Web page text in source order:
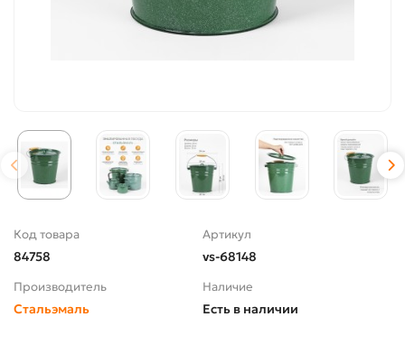
Код товара
84758
Артикул
vs-68148
Производитель
Стальэмаль
Наличие
Есть в наличии